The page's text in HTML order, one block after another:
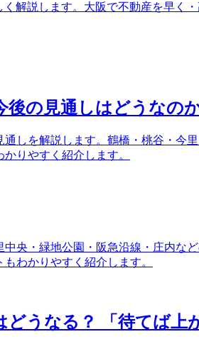
解説します。大阪で不動産を早く
後の見通しはどうなの
しを解説します。鶴橋・桃谷・今
りやすく紹介します。
央・緑地公園・阪急沿線・庄内な
わかりやすく紹介します。
どうなる？ 「待てば上